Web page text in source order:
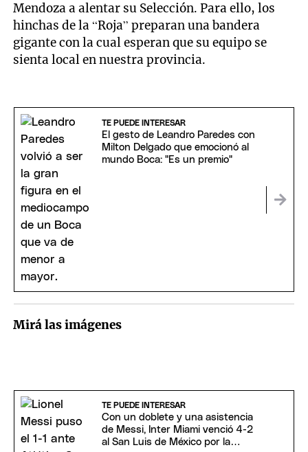
Mendoza a alentar su Selección. Para ello, los
hinchas de la “Roja” preparan una bandera
gigante con la cual esperan que su equipo se
sienta local en nuestra provincia.
TE PUEDE INTERESAR
El gesto de Leandro Paredes con
Milton Delgado que emocionó al
mundo Boca: "Es un premio"
Mirá las imágenes
TE PUEDE INTERESAR
Con un doblete y una asistencia
de Messi, Inter Miami venció 4-2
al San Luis de México por la